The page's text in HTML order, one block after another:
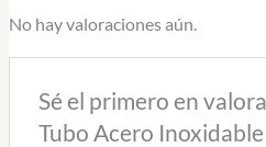
No hay valoraciones aún.
Sé el primero en
Tubo Acero